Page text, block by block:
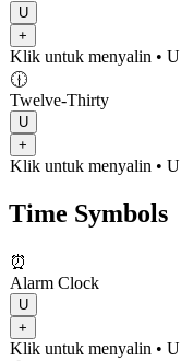
U
+
Klik untuk menyalin • U
🕧
Twelve-Thirty
U
+
Klik untuk menyalin • U
Time Symbols
⏰
Alarm Clock
U
+
Klik untuk menyalin • U